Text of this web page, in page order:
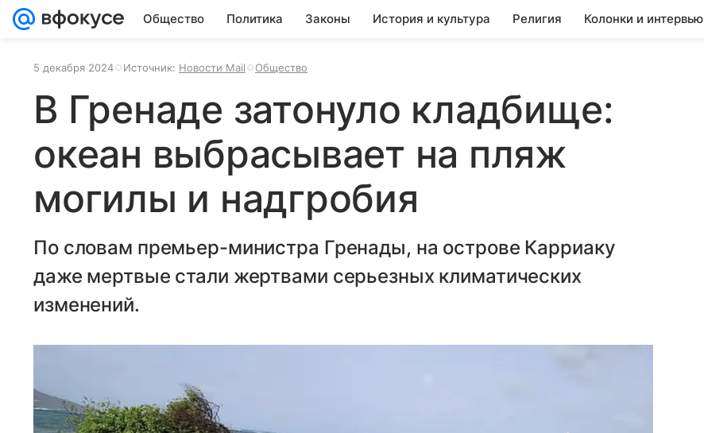
Общество Политика Законы История и культура Религия Колонки и интервью
5 декабря 2024 Источник: Новости Mail Общество
В Гренаде затонуло кладбище:
океан выбрасывает на пляж
могилы и надгробия
По словам премьер-министра Гренады, на острове Карриаку
даже мертвые стали жертвами серьезных климатических
изменений.